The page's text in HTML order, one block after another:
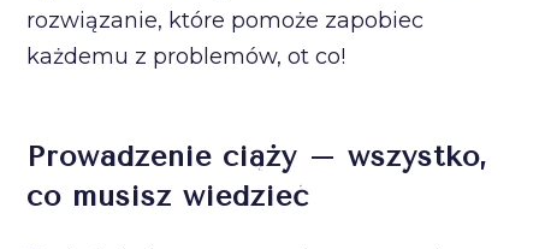
rozwiązanie, które pomoże zapobiec
każdemu z problemów, ot co!
Prowadzenie ciąży – wszystko,
co musisz wiedzieć